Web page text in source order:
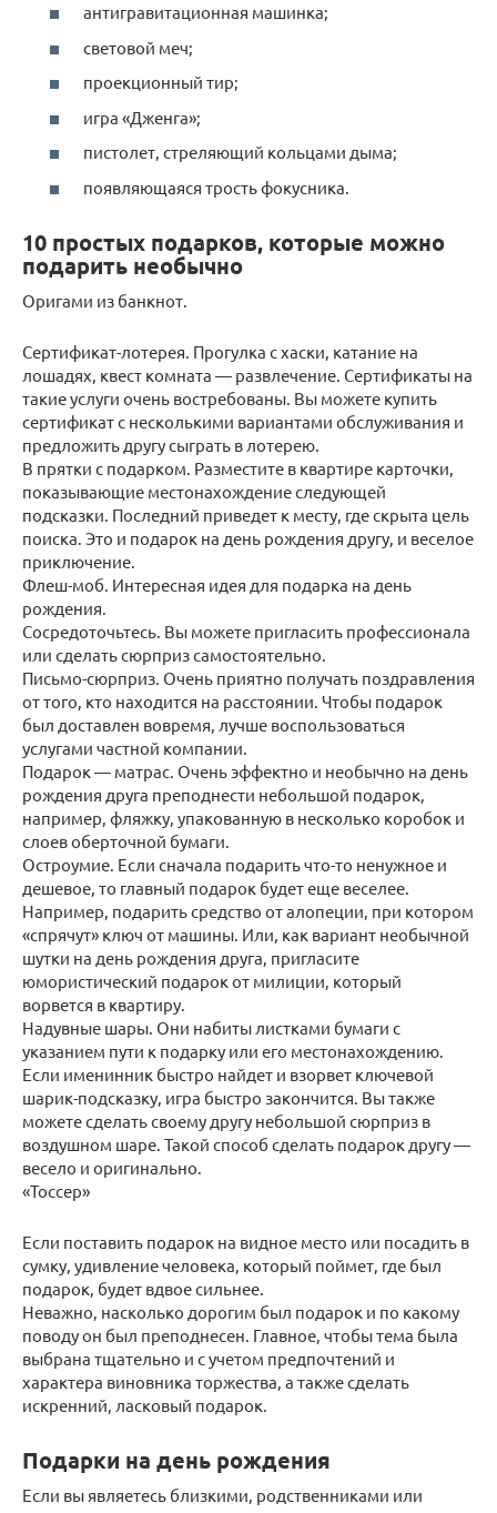
антигравитационная машинка;
световой меч;
проекционный тир;
игра «Дженга»;
пистолет, стреляющий кольцами дыма;
появляющаяся трость фокусника.
10 простых подарков, которые можно
подарить необычно
Оригами из банкнот.
Сертификат-лотерея. Прогулка с хаски, катание на
лошадях, квест комната — развлечение. Сертификаты на
такие услуги очень востребованы. Вы можете купить
сертификат с несколькими вариантами обслуживания и
предложить другу сыграть в лотерею.
В прятки с подарком. Разместите в квартире карточки,
показывающие местонахождение следующей
подсказки. Последний приведет к месту, где скрыта цель
поиска. Это и подарок на день рождения другу, и веселое
приключение.
Флеш-моб. Интересная идея для подарка на день
рождения.
Сосредоточьтесь. Вы можете пригласить профессионала
или сделать сюрприз самостоятельно.
Письмо-сюрприз. Очень приятно получать поздравления
от того, кто находится на расстоянии. Чтобы подарок
был доставлен вовремя, лучше воспользоваться
услугами частной компании.
Подарок — матрас. Очень эффектно и необычно на день
рождения друга преподнести небольшой подарок,
например, фляжку, упакованную в несколько коробок и
слоев оберточной бумаги.
Остроумие. Если сначала подарить что-то ненужное и
дешевое, то главный подарок будет еще веселее.
Например, подарить средство от алопеции, при котором
«спрячут» ключ от машины. Или, как вариант необычной
шутки на день рождения друга, пригласите
юмористический подарок от милиции, который
ворвется в квартиру.
Надувные шары. Они набиты листками бумаги с
указанием пути к подарку или его местонахождению.
Если именинник быстро найдет и взорвет ключевой
шарик-подсказку, игра быстро закончится. Вы также
можете сделать своему другу небольшой сюрприз в
воздушном шаре. Такой способ сделать подарок другу —
весело и оригинально.
«Тоссер»
Если поставить подарок на видное место или посадить в
сумку, удивление человека, который поймет, где был
подарок, будет вдвое сильнее.
Неважно, насколько дорогим был подарок и по какому
поводу он был преподнесен. Главное, чтобы тема была
выбрана тщательно и с учетом предпочтений и
характера виновника торжества, а также сделать
искренний, ласковый подарок.
Подарки на день рождения
Если вы являетесь близкими, родственниками или